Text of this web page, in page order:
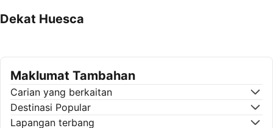
Dekat Huesca
Maklumat Tambahan
Carian yang berkaitan
Destinasi Popular
Lapangan terbang